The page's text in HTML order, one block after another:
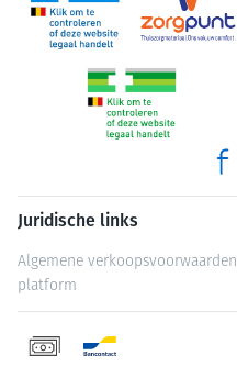
Juridische links
Algemene verkoopsvoorwaarden
platform